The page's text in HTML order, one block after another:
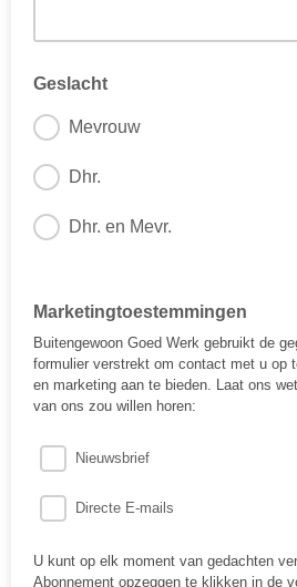
Geslacht
Mevrouw
Dhr.
Dhr. en Mevr.
Marketingtoestemmingen
Buitengewoon Goed Werk gebruikt de
formulier verstrekt om contact met u op
en marketing aan te bieden. Laat ons
van ons zou willen horen:
Nieuwsbrief
Directe E-mails
U kunt op elk moment van gedachten
Abonnement opzeggen te klikken in de